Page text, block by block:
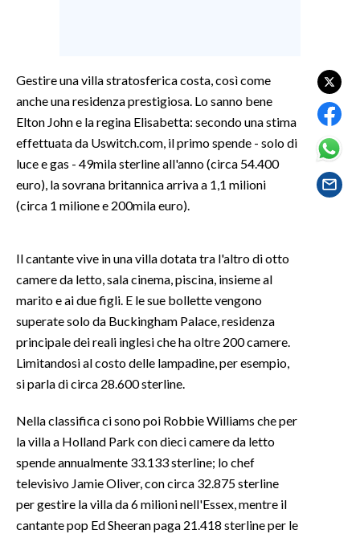
MOTORI
TENNIS
CULTURA
SPETTACOLI
SALUTE
SARDEGNA TURISMO
SARDI NEL MONDO
NOTIZIE
3 MINUTI CON
INSULARITÀ
Gestire una villa stratosferica costa, così come
anche una residenza prestigiosa. Lo sanno bene
Elton John e la regina Elisabetta: secondo una stima
effettuata da Uswitch.com, il primo spende - solo di
luce e gas - 49mila sterline all'anno (circa 54.400
euro), la sovrana britannica arriva a 1,1 milioni
(circa 1 milione e 200mila euro).
Il cantante vive in una villa dotata tra l'altro di otto
camere da letto, sala cinema, piscina, insieme al
marito e ai due figli. E le sue bollette vengono
superate solo da Buckingham Palace, residenza
principale dei reali inglesi che ha oltre 200 camere.
Limitandosi al costo delle lampadine, per esempio,
si parla di circa 28.600 sterline.
Nella classifica ci sono poi Robbie Williams che per
la villa a Holland Park con dieci camere da letto
spende annualmente 33.133 sterline; lo chef
televisivo Jamie Oliver, con circa 32.875 sterline
per gestire la villa da 6 milioni nell'Essex, mentre il
cantante pop Ed Sheeran paga 21.418 sterline per le